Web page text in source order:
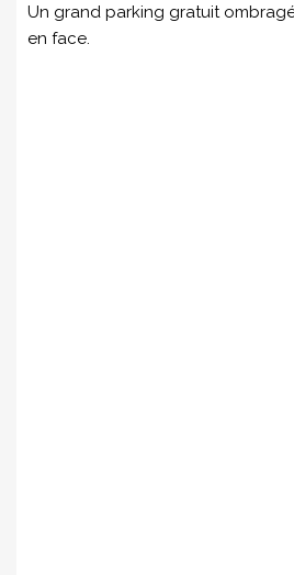
Un grand parking gratuit
en face.